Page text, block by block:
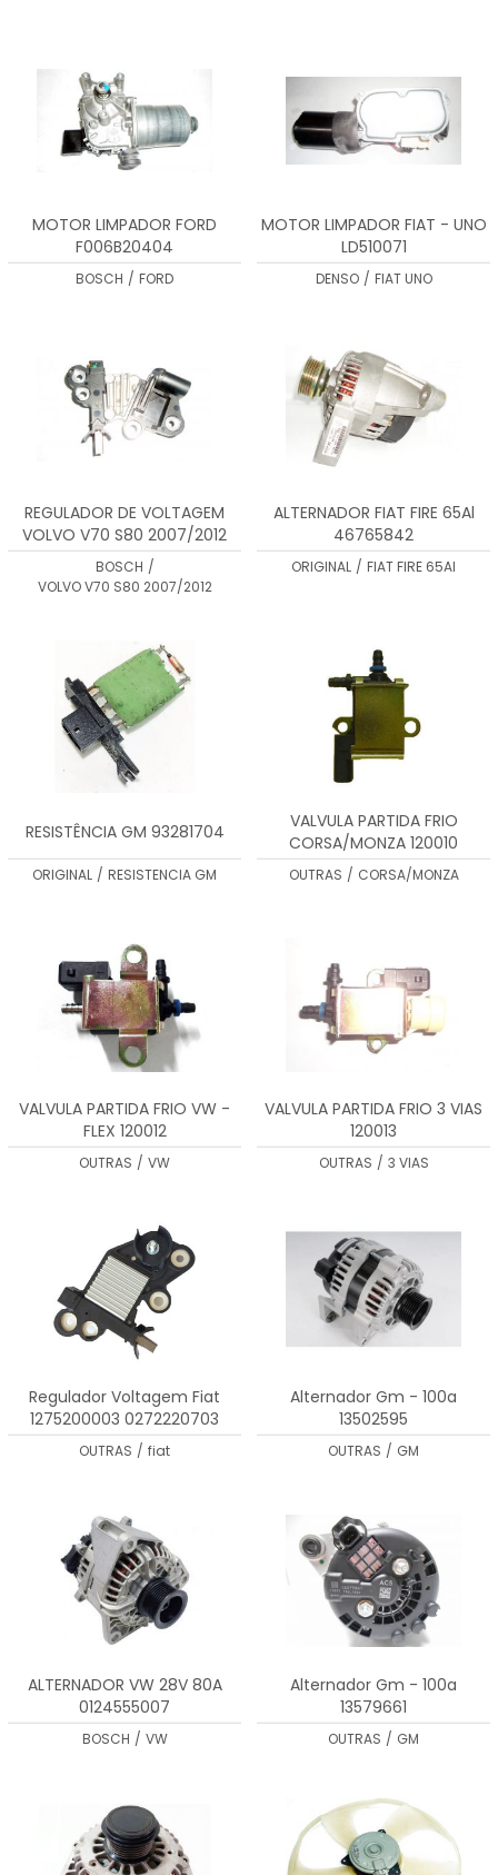
MOTOR LIMPADOR FORD
F006B20404
BOSCH / FORD
MOTOR LIMPADOR FIAT - UNO
LD510071
DENSO / FIAT UNO
REGULADOR DE VOLTAGEM
VOLVO V70 S80 2007/2012
F00M346019
BOSCH /
VOLVO V70 S80 2007/2012
ALTERNADOR FIAT FIRE 65Al
46765842
ORIGINAL / FIAT FIRE 65Al
RESISTÊNCIA GM 93281704
ORIGINAL / RESISTENCIA GM
VALVULA PARTIDA FRIO
CORSA/MONZA 120010
OUTRAS / CORSA/MONZA
VALVULA PARTIDA FRIO VW -
FLEX 120012
OUTRAS / VW
VALVULA PARTIDA FRIO 3 VIAS
120013
OUTRAS / 3 VIAS
Regulador Voltagem Fiat
1275200003 0272220703
OUTRAS / fiat
Alternador Gm - 100a
13502595
OUTRAS / GM
ALTERNADOR VW 28V 80A
0124555007
BOSCH / VW
Alternador Gm - 100a
13579661
OUTRAS / GM